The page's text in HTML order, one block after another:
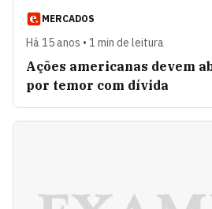
MERCADOS
Há 15 anos • 1 min de leitura
Ações americanas devem
por temor com dívida